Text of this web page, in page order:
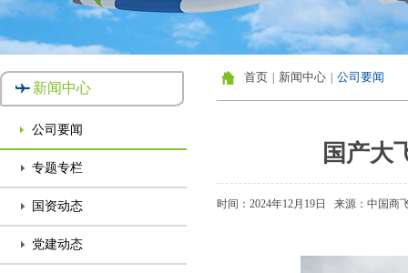
新闻中心
公司要闻
专题专栏
国资动态
党建动态
首页 新闻中心 公司要闻
国产大
时间：2024年12月19日 来源：中国商